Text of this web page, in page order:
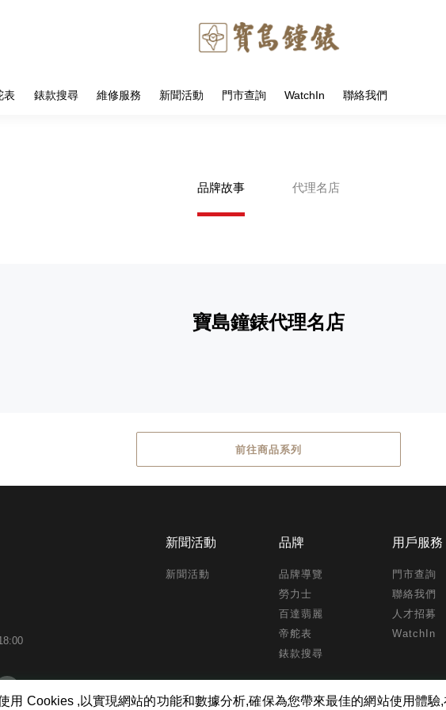
表 錶款搜尋 維修服務 新聞活動 門市查詢 WatchIn 聯絡我們
品牌故事 代理名店
寶島鐘錶代理名店
前往商品系列
新聞活動
新聞活動
品牌
品牌導覽
勞力士
百達翡麗
帝舵表
錶款搜尋
用戶服務
門市查詢
聯絡我們
人才招募
WatchIn
用 Cookies ,以實現網站的功能和數據分析,確保為您帶來最佳的網站使用體驗